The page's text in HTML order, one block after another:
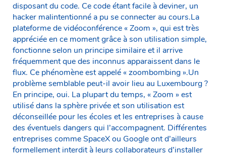
disposant du code. Ce code étant facile à deviner, un
hacker malintentionné a pu se connecter au cours.La
plateforme de vidéoconférence « Zoom », qui est très
appréciée en ce moment grâce à son utilisation simple,
fonctionne selon un principe similaire et il arrive
fréquemment que des inconnus apparaissent dans le
flux. Ce phénomène est appelé « zoombombing ».Un
problème semblable peut-il avoir lieu au Luxembourg ?
En principe, oui. La plupart du temps, « Zoom » est
utilisé dans la sphère privée et son utilisation est
déconseillée pour les écoles et les entreprises à cause
des éventuels dangers qui l’accompagnent. Différentes
entreprises comme SpaceX ou Google ont d’ailleurs
formellement interdit à leurs collaborateurs d’installer